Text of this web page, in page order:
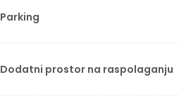
Parking
Dodatni prostor na raspolaganju